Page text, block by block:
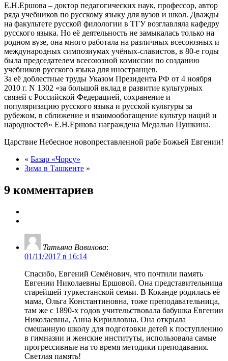
Е.Н.Ершова – доктор педагогических наук, профессор, автор
ряда учебников по русскому языку для вузов и школ. Дважды
на факультете русской филологии в ТГУ возглавляла кафедру
русского языка. Но её деятельность не замыкалась только на
родном вузе, она много работала на различных всесоюзных и
международных симпозиумах учёных-славистов, в 80-е годы
была председателем всесоюзной комиссии по созданию
учебников русского языка для иностранцев.
За её доблестные труды Указом Президента РФ от 4 ноября
2010 г. N 1302 «за большой вклад в развитие культурных
связей с Российской Федерацией, сохранение и
популяризацию русского языка и русской культуры за
рубежом, в сближение и взаимообогащение культур наций и
народностей» Е.Н.Ершова награждена Медалью Пушкина.
Царствие Небесное новопреставленной рабе Божьей Евгении!
« Базар «Чорсу»
Зима в Ташкенте »
9 комментариев
Татьяна Вавилова:
01/11/2017 в 16:14
Спасибо, Евгений Семёнович, что почтили память
Евгении Николаевны Ершовой. Она представительница
старейшей туркестанской семьи. В Коканде родилась её
мама, Ольга Константиновна, тоже преподавательница,
там же с 1890-х годов учительствовала бабушка Евгении
Николаевны, Анна Кирилловна. Она открыла
смешанную школу для подготовки детей к поступлению
в гимназии и женские институты, использовала самые
прогрессивные на то время методики преподавания.
Светлая память!